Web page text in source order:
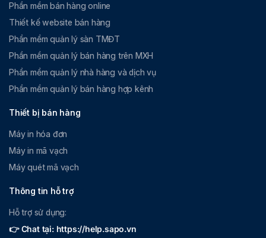
Phần mềm bán hàng online
Thiết kế website bán hàng
Phần mềm quản lý sàn TMĐT
Phần mềm quản lý bán hàng trên MXH
Phần mềm quản lý nhà hàng và dịch vụ
Phần mềm quản lý bán hàng hợp kênh
Thiết bị bán hàng
Máy in hóa đơn
Máy in mã vạch
Máy quét mã vạch
Thông tin hỗ trợ
Hỗ trợ sử dụng:
👉 Chat tại: https://help.sapo.vn